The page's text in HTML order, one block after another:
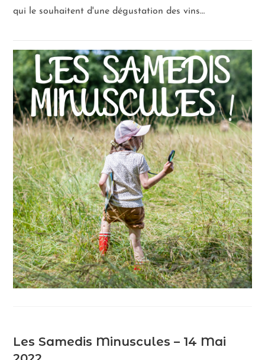
qui le souhaitent d'une dégustation des vins…
Les Samedis Minuscules – 14 Mai